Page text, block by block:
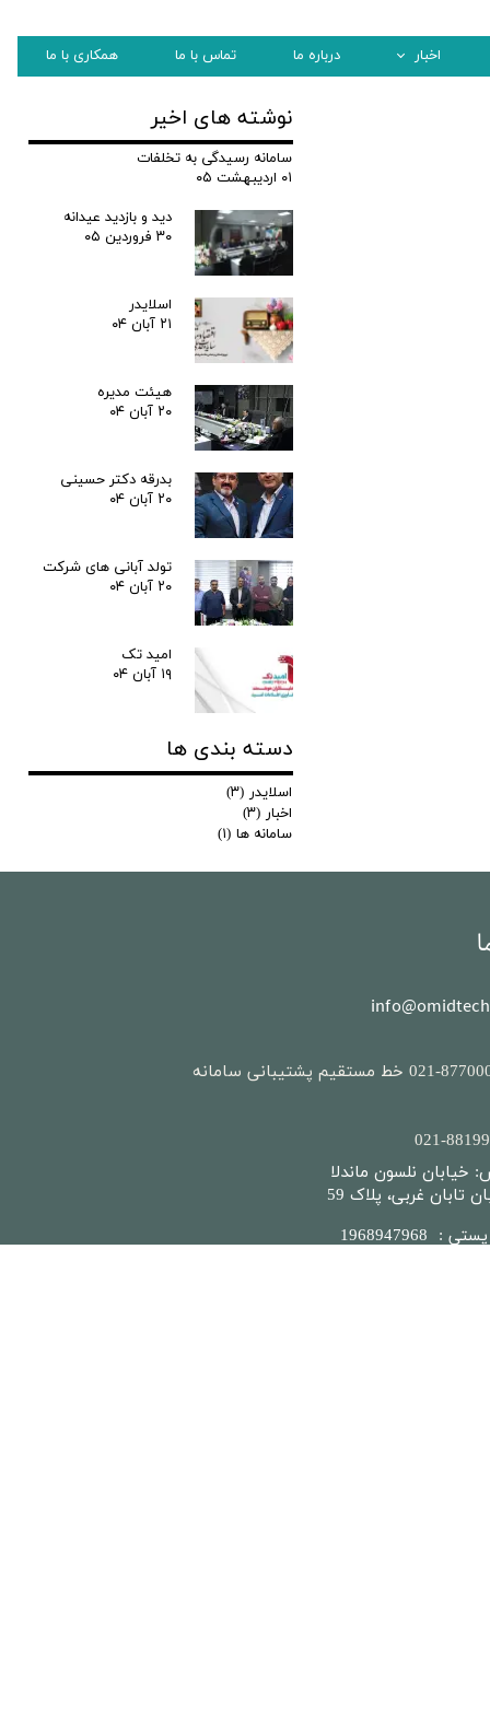
اخبار درباره ما تماس با ما همکاری با ما
نوشته های اخیر
سامانه رسیدگی به تخلفات
۰۱ اردیبهشت ۰۵
دید و بازدید عیدانه
۳۰ فروردین ۰۵
اسلایدر
۲۱ آبان ۰۴
هیئت مدیره
۲۰ آبان ۰۴
بدرقه دکتر حسینی
۲۰ آبان ۰۴
تولد آبانی های شرکت
۲۰ آبان ۰۴
امید تک
۱۹ آبان ۰۴
دسته بندی ها
اسلایدر (۳)
اخبار (۳)
سامانه ها (۱)
-021-87700007​​​​​​​ خط مستقیم پشتیبانی سامانه
021-​​​​​​​
خیابان نلسون ماندلا
تابان غربی، پلاک 59
: 1968947968